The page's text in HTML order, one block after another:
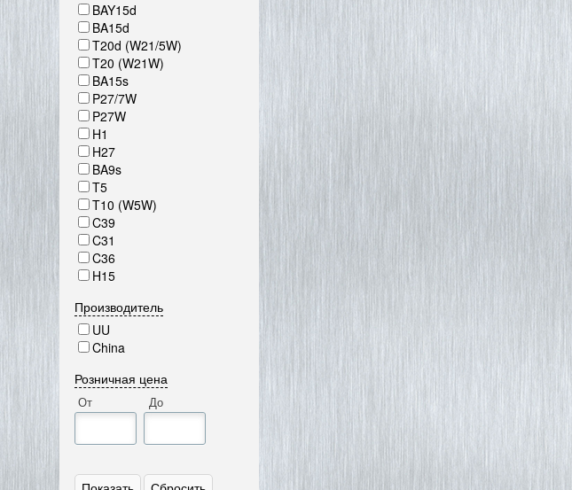
BAY15d
BA15d
T20d (W21/5W)
T20 (W21W)
BA15s
P27/7W
P27W
H1
H27
BA9s
T5
T10 (W5W)
C39
C31
C36
H15
Производитель
UU
China
Розничная цена
От До